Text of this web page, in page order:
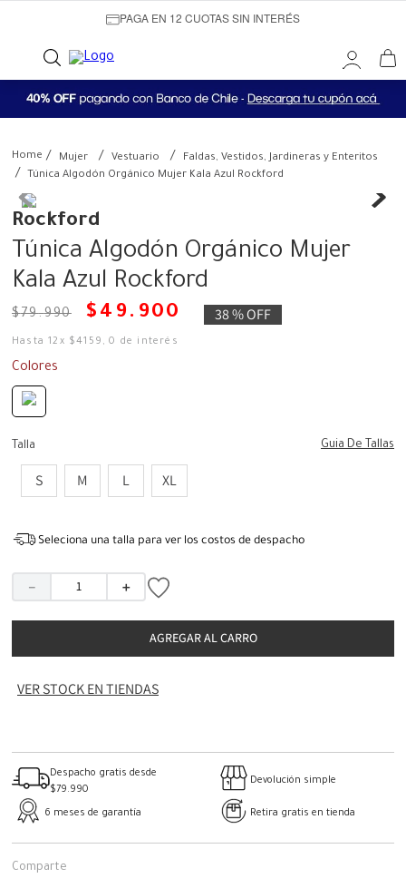
PAGA EN 12 CUOTAS SIN INTERÉS
Mujer Vestuario
Faldas, Vestidos, Jardineras y Enteritos
Túnica Algodón Orgánico Mujer Kala Azul Rockford
Rockford
Túnica Algodón Orgánico Mujer
Kala Azul Rockford
$79.990 $ 49 . 900 38 %OFF
Hasta12 x $4159 ,0 de interés
Colores
Talla Guia De Tallas
S M L XL
Seleciona una talla para ver los costos de despacho
＋
－
AGREGAR AL CARRO
VER STOCK EN TIENDAS
Despacho gratis desde
$79.990
Devolución simple
6 meses de garantía Retira gratis en tienda
Comparte